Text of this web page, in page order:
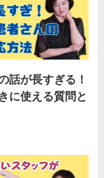
話が長すぎる！
に使える質問と